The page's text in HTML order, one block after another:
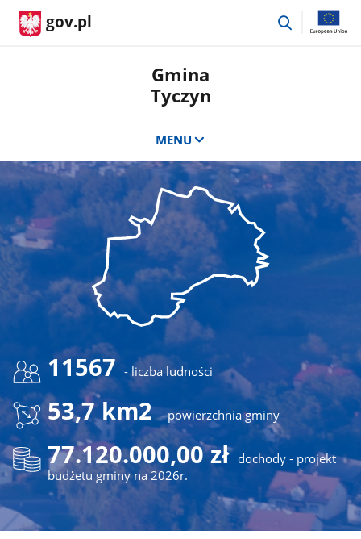
gov.pl
przejdź
Gmina
Tyczyn
MENU
11567 - liczba ludności
53,7 km2 - powierzchnia gminy
77.120.000,00 zł dochody - projekt
budżetu gminy na 2026r.